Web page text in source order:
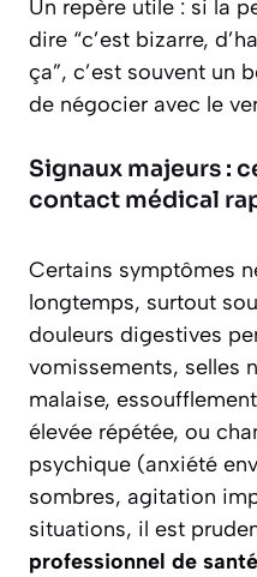
Un repère utile : si la
dire “c’est bizarre,
ça”, c’est souvent un
de négocier avec le
Signaux majeurs :
contact médical
Certains symptômes
longtemps, surtout
douleurs digestives
vomissements, selles
malaise,
élevée répétée, ou
psychique (anxiété
sombres, agitation
situations, il est
professionnel de santé